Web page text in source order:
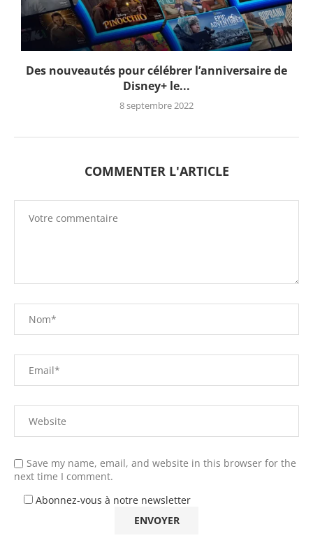
Des nouveautés pour célébrer l’anniversaire de
Disney+ le...
8 septembre 2022
COMMENTER L'ARTICLE
Save my name, email, and website in this browser for the
next time I comment.
Abonnez-vous à notre newsletter